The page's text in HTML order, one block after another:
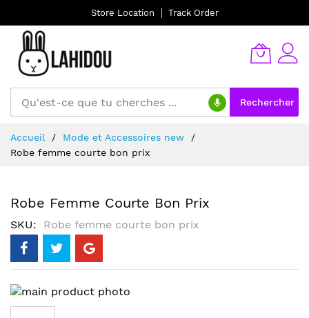
Store Location Track Order
Rechercher
au
contenu
Accueil
Mode et Accessoires new
Robe femme courte bon prix
Robe Femme Courte Bon Prix
SKU Robe femme courte bon prix
Skip
to